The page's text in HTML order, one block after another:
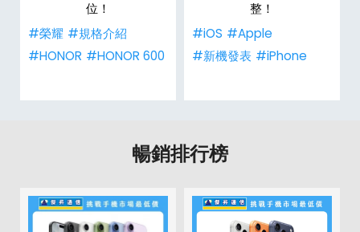
位！
#榮耀 #規格介紹
#HONOR #HONOR 600
整！
#iOS #Apple
#新機發表 #iPhone
暢銷排行榜